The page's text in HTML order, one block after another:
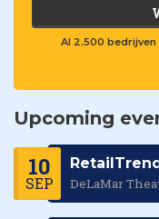
Al 2.500
Upcoming
10
SEP DeLaMar